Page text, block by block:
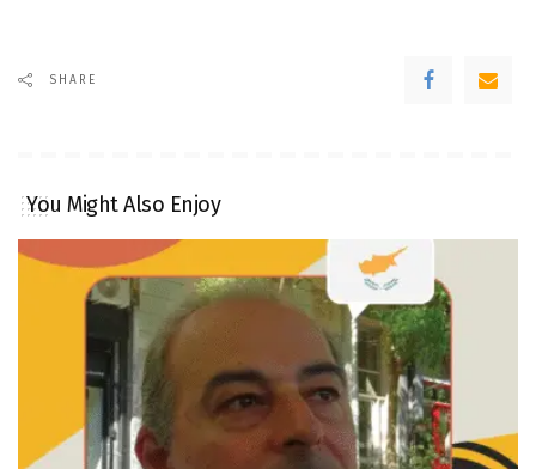
SHARE
You Might Also Enjoy